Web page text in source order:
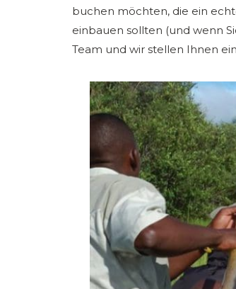
buchen möchten, die ein
einbauen sollten (und wenn
Team und wir stellen Ihnen